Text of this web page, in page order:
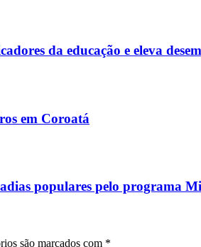
da educação e eleva
em Coroatá
populares pelo programa
são marcados com *